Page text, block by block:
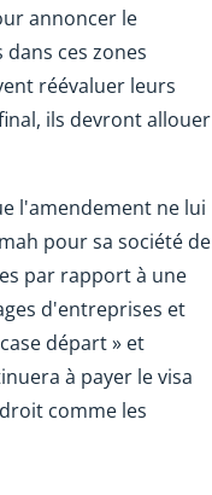
annoncer le
ces zones
réévaluer leurs
ils devront allouer
l'amendement ne lui
pour sa société de
par rapport à une
d'entreprises et
départ » et
à payer le visa
comme les